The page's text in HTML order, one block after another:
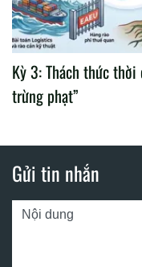
Kỳ 3: Thách thức
trừng phạt”
Gửi tin nhắn